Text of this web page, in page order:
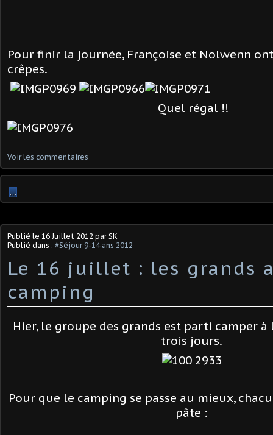
Pour finir la journée, Françoise et Nolwenn
crêpes.
Quel régal !!
Voir les commentaires
…
Publié le 16 Juillet 2012 par SK
Publié dans : #Séjour 9-14 ans 2012
Le 16 juillet : les grands
camping
Hier, le groupe des grands est parti camper
trois jours.
Pour que le camping se passe au mieux,
pâte :